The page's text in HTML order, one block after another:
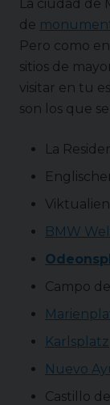
La ciudad de
de
Pero como
sitios de
visitar en tu
son los que
La
BMW
Campo
Karlsplatz
Nuevo
Castillo